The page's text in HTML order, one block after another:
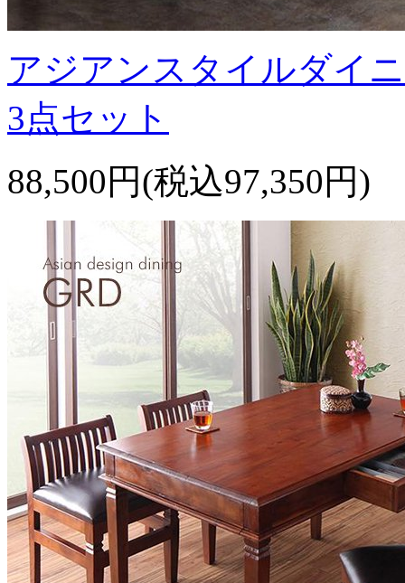
アジアンスタイルダイ
3点セット
88,500円(税込97,350円)